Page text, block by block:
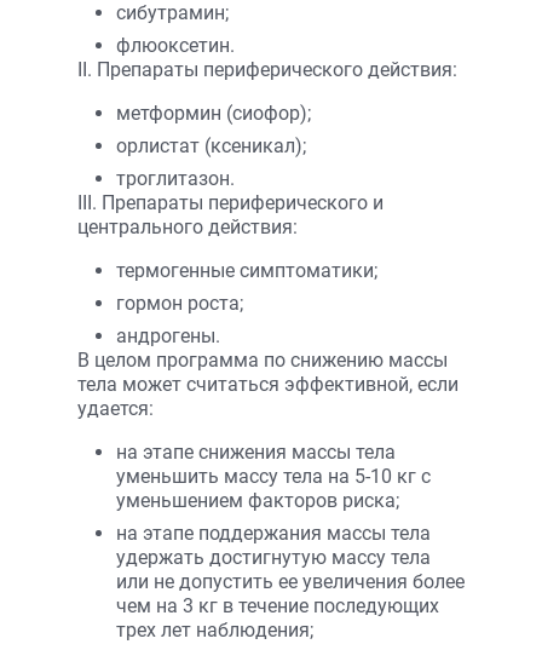
сибутрамин;
флюоксетин.
II. Препараты периферического действия:
метформин (сиофор);
орлистат (ксеникал);
троглитазон.
III. Препараты периферического и
центрального действия:
термогенные симптоматики;
гормон роста;
андрогены.
В целом программа по снижению массы
тела может считаться эффективной, если
удается:
на этапе снижения массы тела
уменьшить массу тела на 5-10 кг с
уменьшением факторов риска;
на этапе поддержания массы тела
удержать достигнутую массу тела
или не допустить ее увеличения более
чем на 3 кг в течение последующих
трех лет наблюдения;